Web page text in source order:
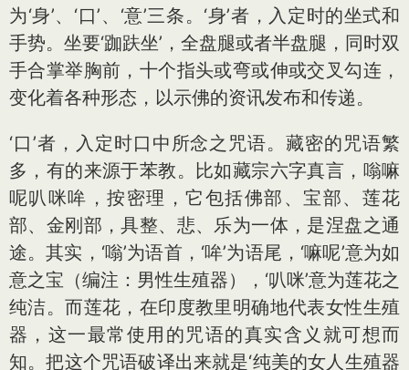
为‘身’、‘口’、‘意’三条。‘身’者，入定时的坐式和
手势。坐要‘跏趺坐’，全盘腿或者半盘腿，同时双
手合掌举胸前，十个指头或弯或伸或交叉勾连，
变化着各种形态，以示佛的资讯发布和传递。
‘口’者，入定时口中所念之咒语。藏密的咒语繁
多，有的来源于苯教。比如藏宗六字真言，嗡嘛
呢叭咪哞，按密理，它包括佛部、宝部、莲花
部、金刚部，具整、悲、乐为一体，是涅盘之通
途。其实，‘嗡’为语首，‘哞’为语尾，‘嘛呢’意为如
意之宝（编注：男性生殖器），‘叭咪’意为莲花之
纯洁。而莲花，在印度教里明确地代表女性生殖
器，这一最常使用的咒语的真实含义就可想而
知。把这个咒语破译出来就是‘纯美的女人生殖器